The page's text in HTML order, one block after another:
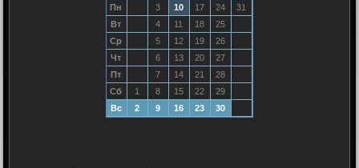
Пн 3 10 17 24
31
Вт
4 11 18
25
Ср
5 12 19
26
Чт
6 13 20
27
Пт
7 14 21
28
Сб
1 8 15 22
29
Вс
2 9 16 23 30